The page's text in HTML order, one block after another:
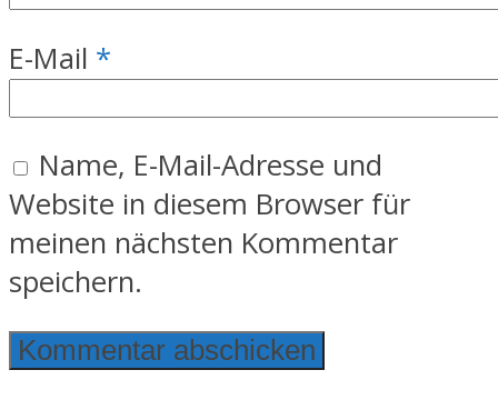
E-Mail *
Name, E-Mail-Adresse und
Website in diesem Browser für
meinen nächsten Kommentar
speichern.